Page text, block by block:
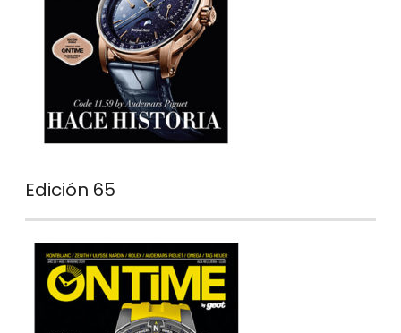
Edición 65